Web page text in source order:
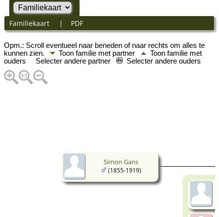
Familiekaart | PDF
Opm.: Scroll eventueel naar beneden of naar rechts om alles te
kunnen zien.
Toon familie met partner
Toon familie met
ouders
Selecter andere partner Selecter andere ouders
Simon Gans
(1855-1919)